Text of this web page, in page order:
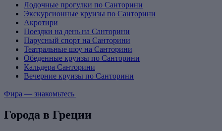
Лодочные прогулки по Санторини
Экскурсионные круизы по Санторини
Акротири
Поездки на день на Санторини
Парусный спорт на Санторини
Театральные шоу на Санторини
Обеденные круизы по Санторини
Кальдера Санторини
Вечерние круизы по Санторини
Фира — знакомьтесь
Города в Греции